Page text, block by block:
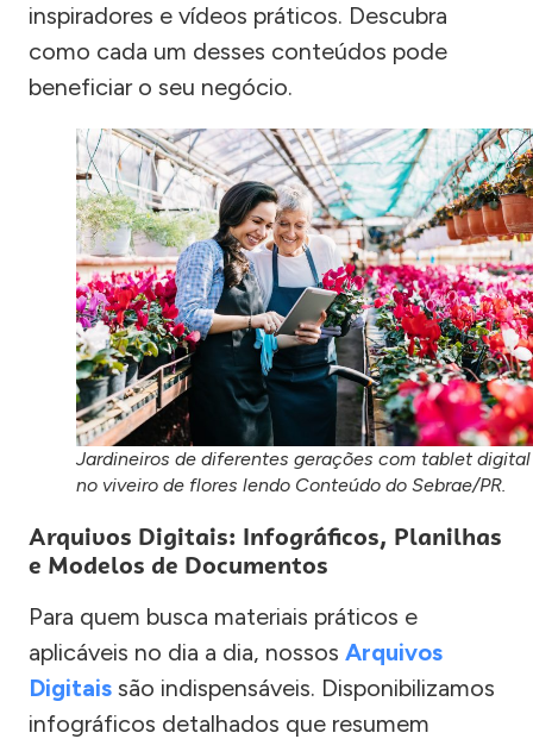
inspiradores e vídeos práticos. Descubra
como cada um desses conteúdos pode
beneficiar o seu negócio.
Jardineiros de diferentes gerações com tablet digital
no viveiro de flores lendo Conteúdo do Sebrae/PR.
Arquivos Digitais: Infográficos, Planilhas
e Modelos de Documentos
Para quem busca materiais práticos e
aplicáveis no dia a dia, nossos Arquivos
Digitais são indispensáveis. Disponibilizamos
infográficos detalhados que resumem